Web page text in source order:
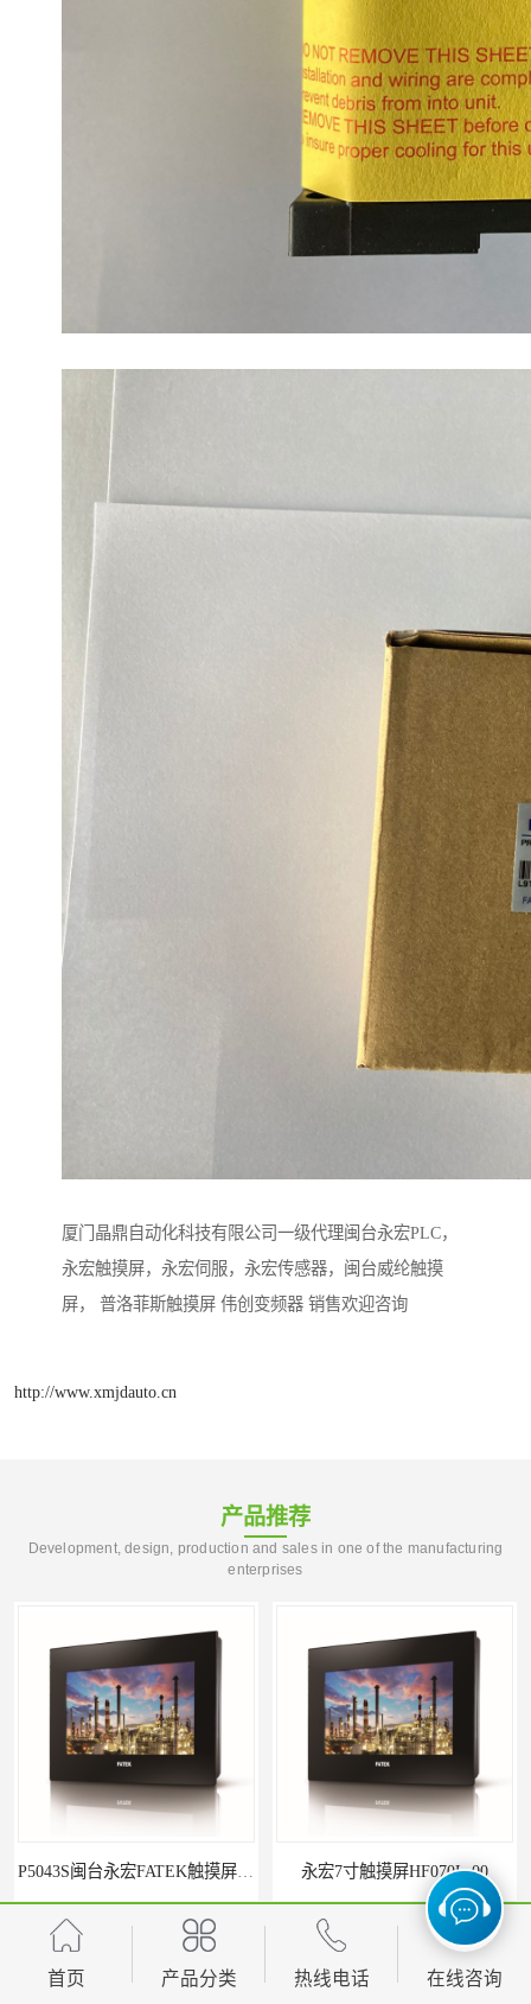
厦门晶鼎自动化科技有限公司一级代理闽台永宏PLC，
永宏触摸屏，永宏伺服，永宏传感器，闽台威纶触摸
屏， 普洛菲斯触摸屏 伟创变频器 销售欢迎咨询
http://www.xmjdauto.cn
产品推荐
Development, design, production and sales in one of the manufacturing
enterprises
永宏7寸触摸屏HF070L-00
您是第 位访客
首页 产品分类 热线电话 在线咨询